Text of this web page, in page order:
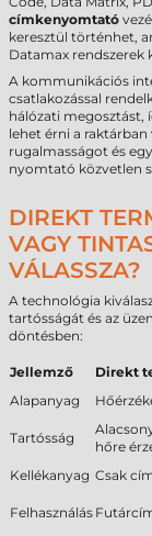
címkenyomtató
keresztül történhet,
Datamax rendszerek
A kommunikációs
csatlakozással
hálózati megosztást,
lehet érni a raktárban
rugalmasságot és
nyomtató közvetlen
DIREKT
VAGY
VÁLASSZA?
A technológia
tartósságát és az
döntésben:
Jellemző Direkt
Alapanyag
Tartósság
hőre
Kellékanyag Csak
Felhasználás